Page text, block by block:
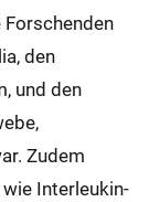
Forschenden
den
und den
Zudem
Interleukin-